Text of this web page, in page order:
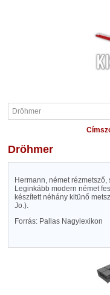
Dröhmer
Hermann, német
Leginkább modern német
készített néhány kitünő
Jo.).
Forrás: Pallas Nagylexikon